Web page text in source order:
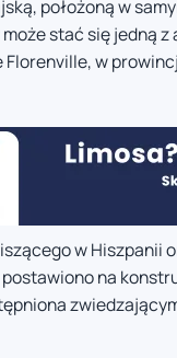
położoną w
stać się jedną
w
w Hiszpanii
na